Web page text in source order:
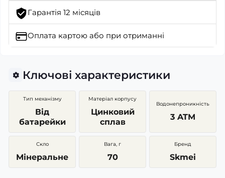
Гарантія 12 місяців
Оплата картою або при отриманні
Ключові характеристики
Тип механізму
Від
батарейки
Матеріал корпусу
Цинковий
сплав
Водонепроникність
3 ATM
Скло
Мінеральне
Вага, г
70
Бренд
Skmei